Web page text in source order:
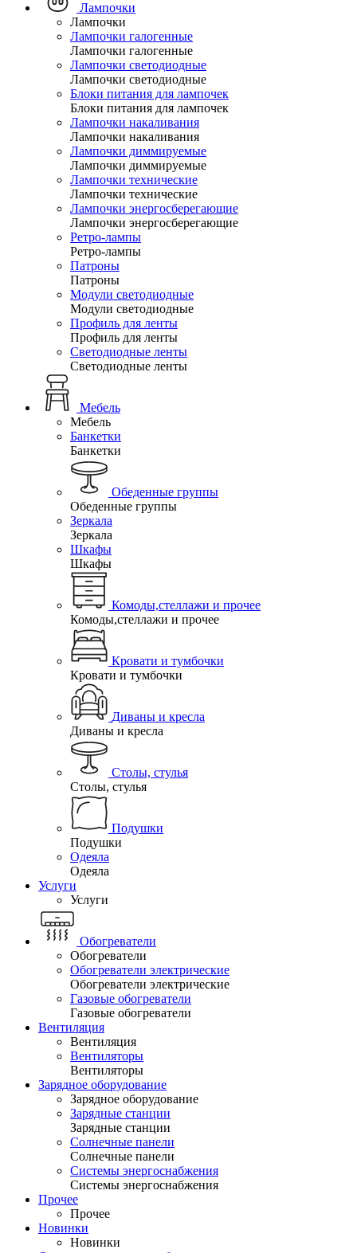
Лампочки
Лампочки
Лампочки галогенные
Лампочки галогенные
Лампочки светодиодные
Лампочки светодиодные
Блоки питания для лампочек
Блоки питания для лампочек
Лампочки накаливания
Лампочки накаливания
Лампочки диммируемые
Лампочки диммируемые
Лампочки технические
Лампочки технические
Лампочки энергосберегающие
Лампочки энергосберегающие
Ретро-лампы
Ретро-лампы
Патроны
Патроны
Модули светодиодные
Модули светодиодные
Профиль для ленты
Профиль для ленты
Светодиодные ленты
Светодиодные ленты
Мебель
Мебель
Банкетки
Банкетки
Обеденные группы
Обеденные группы
Зеркала
Зеркала
Шкафы
Шкафы
Комоды,стеллажи и прочее
Комоды,стеллажи и прочее
Кровати и тумбочки
Кровати и тумбочки
Диваны и кресла
Диваны и кресла
Столы, стулья
Столы, стулья
Подушки
Подушки
Одеяла
Одеяла
Услуги
Услуги
Обогреватели
Обогреватели
Обогреватели электрические
Обогреватели электрические
Газовые обогреватели
Газовые обогреватели
Вентиляция
Вентиляция
Вентиляторы
Вентиляторы
Зарядное оборудование
Зарядное оборудование
Зарядные станции
Зарядные станции
Солнечные панели
Солнечные панели
Системы энергоснабжения
Системы энергоснабжения
Прочее
Прочее
Новинки
Новинки